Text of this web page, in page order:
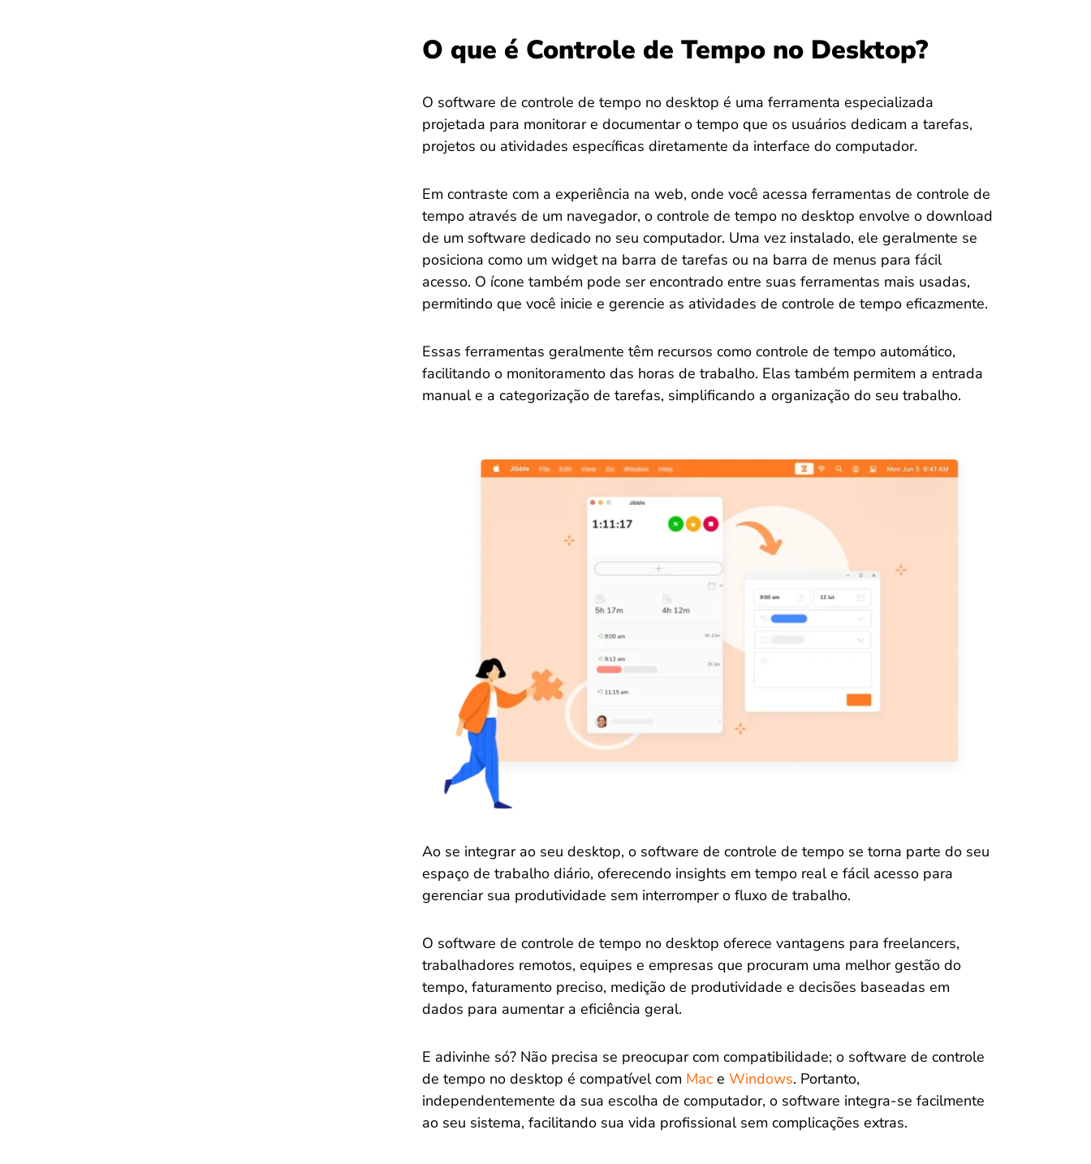
O que é Controle de Tempo no Desktop?
O software de controle de tempo no desktop é uma ferramenta especializada
projetada para monitorar e documentar o tempo que os usuários dedicam a tarefas,
projetos ou atividades específicas diretamente da interface do computador.
Em contraste com a experiência na web, onde você acessa ferramentas de controle de
tempo através de um navegador, o controle de tempo no desktop envolve o download
de um software dedicado no seu computador. Uma vez instalado, ele geralmente se
posiciona como um widget na barra de tarefas ou na barra de menus para fácil
acesso. O ícone também pode ser encontrado entre suas ferramentas mais usadas,
permitindo que você inicie e gerencie as atividades de controle de tempo eficazmente.
Essas ferramentas geralmente têm recursos como controle de tempo automático,
facilitando o monitoramento das horas de trabalho. Elas também permitem a entrada
manual e a categorização de tarefas, simplificando a organização do seu trabalho.
Ao se integrar ao seu desktop, o software de controle de tempo se torna parte do seu
espaço de trabalho diário, oferecendo insights em tempo real e fácil acesso para
gerenciar sua produtividade sem interromper o fluxo de trabalho.
O software de controle de tempo no desktop oferece vantagens para freelancers,
trabalhadores remotos, equipes e empresas que procuram uma melhor gestão do
tempo, faturamento preciso, medição de produtividade e decisões baseadas em
dados para aumentar a eficiência geral.
E adivinhe só? Não precisa se preocupar com compatibilidade; o software de controle
de tempo no desktop é compatível com Mace Windows. Portanto,
independentemente da sua escolha de computador, o software integra-se facilmente
ao seu sistema, facilitando sua vida profissional sem complicações extras.